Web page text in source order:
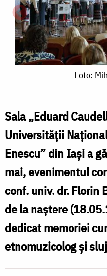
Foto:
Sala „Eduard
Universității
Enescu” din Iași a
mai, evenimentul
conf. univ. dr. Florin
de la naștere
dedicat memoriei
etnomuzicolog și